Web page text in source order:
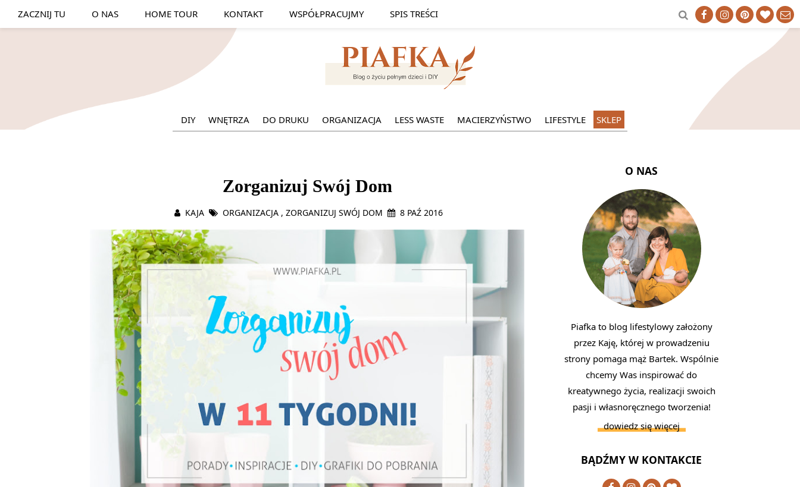
ZACZNIJ TU O NAS HOME TOUR KONTAKT WSPÓŁPRACUJMY SPIS TREŚCI
DIY WNĘTRZA DO DRUKU ORGANIZACJA LESS WASTE MACIERZYŃSTWO LIFESTYLE SKLEP
Zorganizuj Swój Dom
KAJA ORGANIZACJA , ZORGANIZUJ SWÓJ DOM 8 PAŹ 2016
O NAS
Piafka to blog lifestylowy założony
przez Kaję, której w prowadzeniu
strony pomaga mąż Bartek. Wspólnie
chcemy Was inspirować do
kreatywnego życia, realizacji swoich
pasji i własnoręcznego tworzenia!
dowiedz się więcej
BĄDŹMY W KONTAKCIE